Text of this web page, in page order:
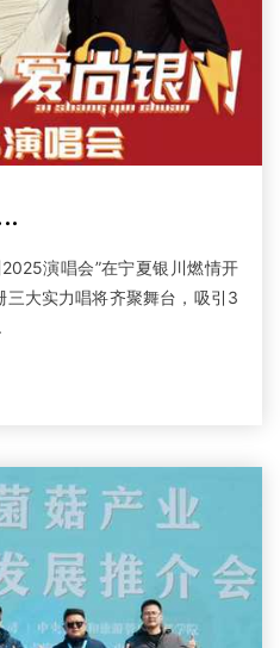
演唱会”在宁夏银川燃情开
大实力唱将齐聚舞台，吸引3